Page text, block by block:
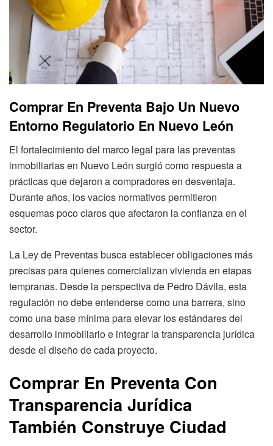
Comprar En Preventa Bajo Un Nuevo
Entorno Regulatorio En Nuevo León
El fortalecimiento del marco legal para las preventas
inmobiliarias en Nuevo León surgió como respuesta a
prácticas que dejaron a compradores en desventaja.
Durante años, los vacíos normativos permitieron
esquemas poco claros que afectaron la confianza en el
sector.
La Ley de Preventas busca establecer obligaciones más
precisas para quienes comercializan vivienda en etapas
tempranas. Desde la perspectiva de Pedro Dávila, esta
regulación no debe entenderse como una barrera, sino
como una base mínima para elevar los estándares del
desarrollo inmobiliario e integrar la transparencia jurídica
desde el diseño de cada proyecto.
Comprar En Preventa Con
Transparencia Jurídica
También Construye Ciudad